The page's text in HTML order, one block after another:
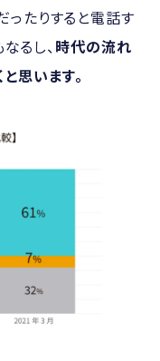
ったりすると電話す
るし、時代の流れ
思います。